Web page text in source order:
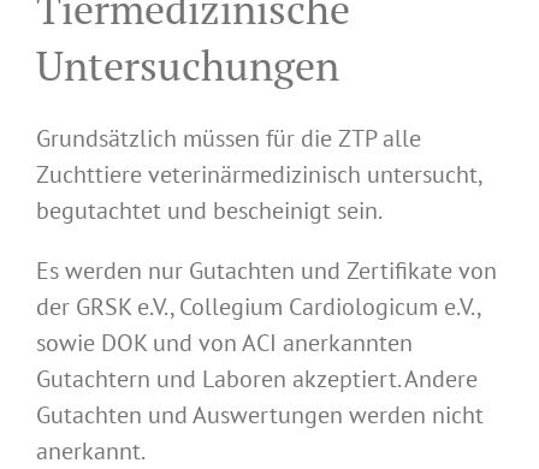
Untersuchungen
Grundsätzlich müssen für die ZTP alle
Zuchttiere veterinärmedizinisch untersucht,
begutachtet und bescheinigt sein.
Es werden nur Gutachten und Zertifikate von
der GRSK e.V., Collegium Cardiologicum e.V.,
sowie DOK und von ACI anerkannten
Gutachtern und Laboren akzeptiert. Andere
Gutachten und Auswertungen werden nicht
anerkannt.